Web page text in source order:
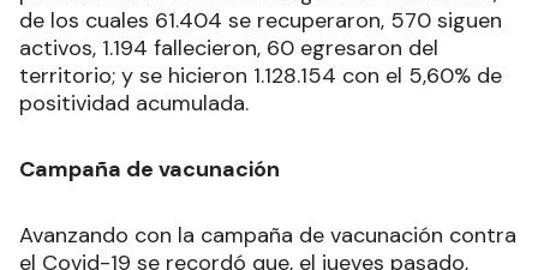
En ese marco, al 10 de septiembre de 2021, en la
provincia de Formosa se diagnosticaron 63.228,
de los cuales 61.404 se recuperaron, 570 siguen
activos, 1.194 fallecieron, 60 egresaron del
positividad acumulada.
Campaña de vacunación